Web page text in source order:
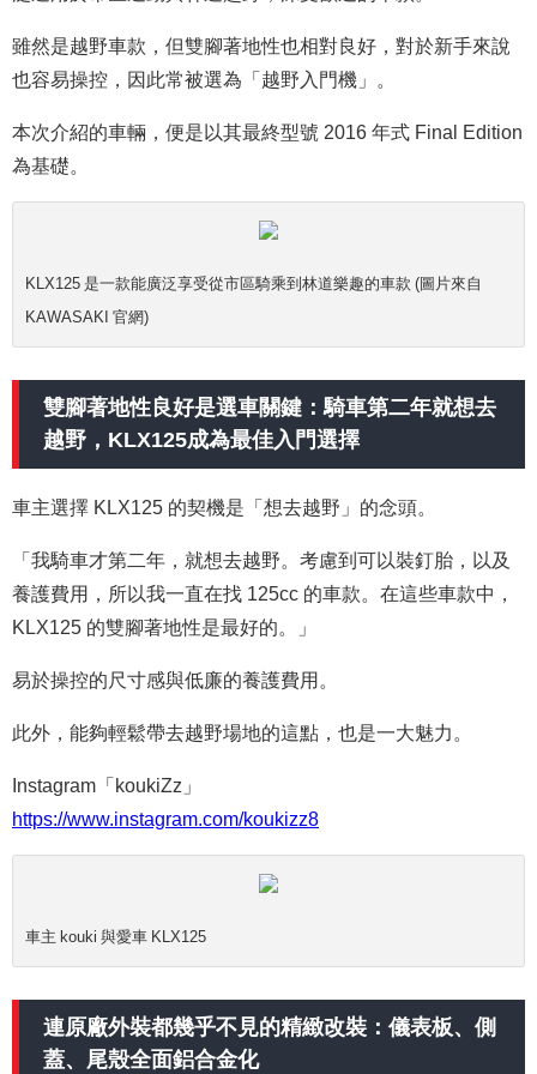
雖然是越野車款，但雙腳著地性也相對良好，對於新手來說
也容易操控，因此常被選為「越野入門機」。
本次介紹的車輛，便是以其最終型號 2016 年式 Final Edition
為基礎。
KLX125 是一款能廣泛享受從市區騎乘到林道樂趣的車款 (圖片來自
KAWASAKI 官網)
雙腳著地性良好是選車關鍵：騎車第二年就想去
越野，KLX125成為最佳入門選擇
車主選擇 KLX125 的契機是「想去越野」的念頭。
「我騎車才第二年，就想去越野。考慮到可以裝釘胎，以及
養護費用，所以我一直在找 125cc 的車款。在這些車款中，
KLX125 的雙腳著地性是最好的。」
易於操控的尺寸感與低廉的養護費用。
此外，能夠輕鬆帶去越野場地的這點，也是一大魅力。
Instagram「koukiZz」
https://www.instagram.com/koukizz8
車主 kouki 與愛車 KLX125
連原廠外裝都幾乎不見的精緻改裝：儀表板、側
蓋、尾殼全面鋁合金化